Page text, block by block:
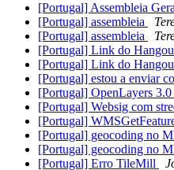
[Portugal] Assembleia
[Portugal] assembleia
[Portugal] assembleia
[Portugal] Link do
[Portugal] Link do
[Portugal] estou a enviar
[Portugal] OpenLayers 3.0
[Portugal] Websig com
[Portugal]
[Portugal] geocoding no
[Portugal] geocoding no
[Portugal] Erro TileMill